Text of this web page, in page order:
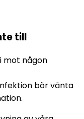
till
mot någon
bör vänta